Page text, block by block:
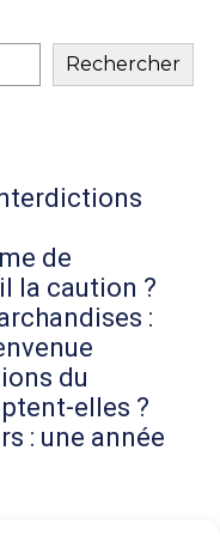
Rechercher
de
la caution ?
:
du
elles ?
: une année